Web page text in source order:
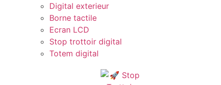
Digital exterieur
Borne tactile
Ecran LCD
Stop trottoir digital
Totem digital